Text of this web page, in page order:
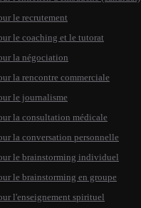
le recrutement
le coaching et le tutorat
la négociation
la rencontre commerciale
le journalisme
la consultation médicale
la conversation personnelle
le brainstorming individuel
le brainstorming en groupe
l'enseignement spirituel